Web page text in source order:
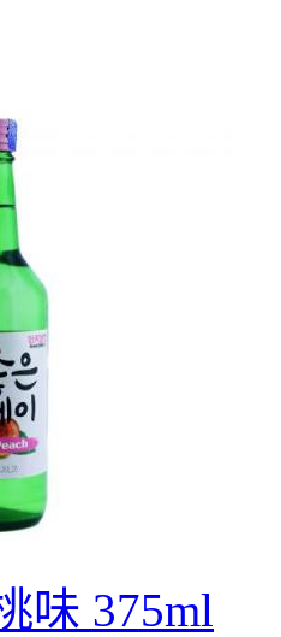
味 375ml